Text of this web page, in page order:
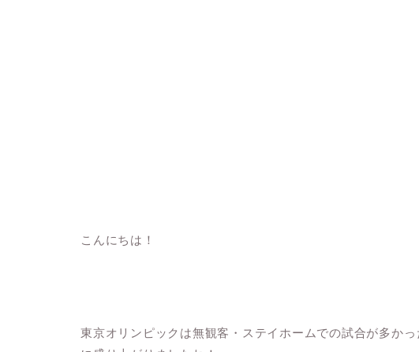
こんにちは！
東京オリンピックは無観客・ステイホームでの試合が多か